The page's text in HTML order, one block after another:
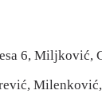
6, Miljković,